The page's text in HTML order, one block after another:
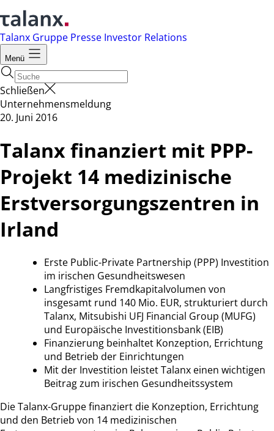
Talanx Gruppe Presse Investor Relations
Menü
Schließen
Unternehmensmeldung
20. Juni 2016
Talanx finanziert mit PPP-
Projekt 14 medizinische
Erstversorgungszentren in
Irland
Erste Public-Private Partnership (PPP) Investition
im irischen Gesundheitswesen
Langfristiges Fremdkapitalvolumen von
insgesamt rund 140 Mio. EUR, strukturiert durch
Talanx, Mitsubishi UFJ Financial Group (MUFG)
und Europäische Investitionsbank (EIB)
Finanzierung beinhaltet Konzeption, Errichtung
und Betrieb der Einrichtungen
Mit der Investition leistet Talanx einen wichtigen
Beitrag zum irischen Gesundheitssystem
Die Talanx-Gruppe finanziert die Konzeption, Errichtung
und den Betrieb von 14 medizinischen